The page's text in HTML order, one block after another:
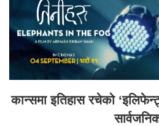
कान्समा इतिहास रचेको